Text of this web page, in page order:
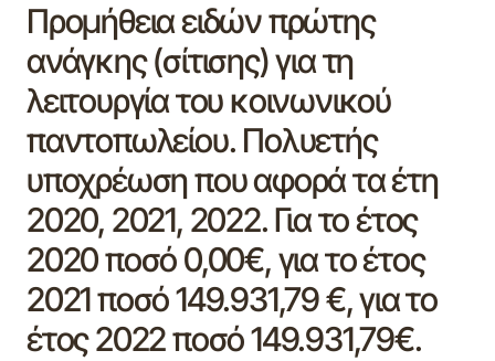
Προμήθεια ειδών πρώτης
ανάγκης (σίτισης) για τη
λειτουργία του κοινωνικού
παντοπωλείου. Πολυετής
υποχρέωση που αφορά τα έτη
2020, 2021, 2022. Για το έτος
2020 ποσό 0,00€, για το έτος
2021 ποσό 149.931,79 €, για το
έτος 2022 ποσό 149.931,79€.